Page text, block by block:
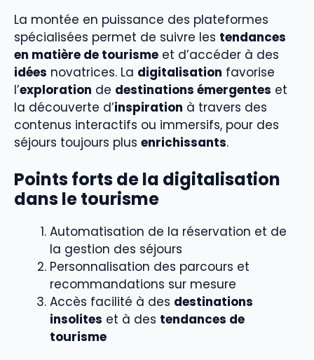
La montée en puissance des plateformes
spécialisées permet de suivre les tendances
en matière de tourisme et d’accéder à des
idées novatrices. La digitalisation favorise
l’exploration de destinations émergentes et
la découverte d’inspiration à travers des
contenus interactifs ou immersifs, pour des
séjours toujours plus enrichissants.
Points forts de la digitalisation
dans le tourisme
Automatisation de la réservation et de
la gestion des séjours
Personnalisation des parcours et
recommandations sur mesure
Accès facilité à des destinations
insolites et à des tendances de
tourisme